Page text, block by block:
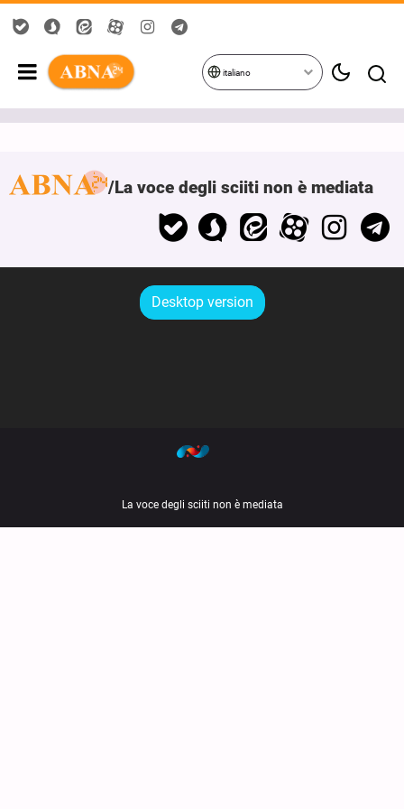
italiano
La voce degli sciiti non è mediata
Desktop version
La voce degli sciiti non è mediata